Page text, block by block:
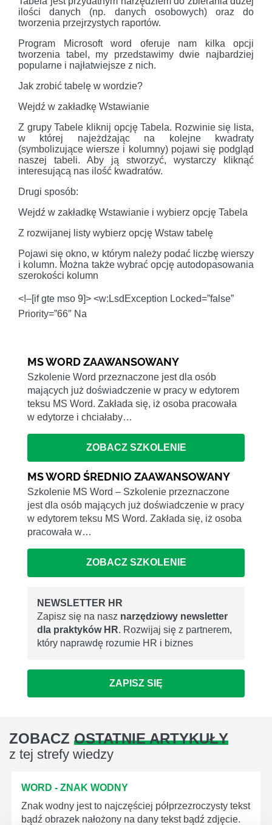
ilości danych (np. danych osobowych) oraz do
tworzenia przejrzystych raportów.
Program Microsoft word oferuje nam kilka opcji
tworzenia tabel, my przedstawimy dwie najbardziej
popularne i najłatwiejsze z nich.
Jak zrobić tabelę w wordzie?
Wejdź w zakładkę Wstawianie
Z grupy Tabele kliknij opcję Tabela. Rozwinie się lista,
w której najeżdżając na kolejne kwadraty
(symbolizujące wiersze i kolumny) pojawi się podgląd
naszej tabeli. Aby ją stworzyć, wystarczy kliknąć
interesującą nas ilość kwadratów.
Drugi sposób:
Wejdź w zakładkę Wstawianie i wybierz opcję Tabela
Z rozwijanej listy wybierz opcję Wstaw tabelę
Pojawi się okno, w którym należy podać liczbę wierszy
i kolumn. Można także wybrać opcję autodopasowania
szerokości kolumn
<!–[if gte mso 9]> <w:LsdException Locked=”false”
Priority=”66″ Na
MS WORD ZAAWANSOWANY
Szkolenie Word przeznaczone jest dla osób
mających już doświadczenie w pracy w edytorem
teksu MS Word. Zakłada się, iż osoba pracowała
w edytorze i chciałaby…
ZOBACZ SZKOLENIE
MS WORD ŚREDNIO ZAAWANSOWANY
Szkolenie MS Word – Szkolenie przeznaczone
jest dla osób mających już doświadczenie w pracy
w edytorem teksu MS Word. Zakłada się, iż osoba
pracowała w…
ZOBACZ SZKOLENIE
NEWSLETTER HR
Zapisz się na nasz narzędziowy newsletter
dla praktyków HR. Rozwijaj się z partnerem,
który naprawdę rozumie HR i biznes
ZAPISZ SIĘ
ZOBACZ OSTATNIE ARTYKUŁY
z tej strefy wiedzy
WORD - ZNAK WODNY
Znak wodny jest to najczęściej półprzezroczysty tekst
bądź obrazek nałożony na dany tekst bądź zdjęcie.